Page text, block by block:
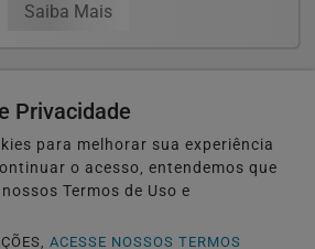
Saiba Mais
Privacidade
para melhorar sua experiência
o acesso, entendemos que
Termos de Uso e
ACESSE NOSSOS TERMOS